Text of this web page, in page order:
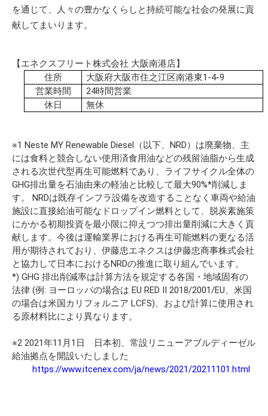
を通じて、人々の豊かなくらしと持続可能な社会の発展に貢
献してまいります。
【エネクスフリート株式会社 大阪南港店】
住所
大阪府大阪市住之江区南港東1-4-9
営業時間
24時間営業
休日
無休
※1 Neste MY Renewable Diesel（以下、NRD）は廃棄物、主
には食料と競合しない使用済食用油などの残留油脂から生成
される次世代型再生可能燃料であり、ライフサイクル全体の
GHG排出量を石油由来の軽油と比較して最大90%*削減しま
す。 NRDは既存インフラ設備を改造することなく車両や給油
施設に直接給油可能なドロップイン燃料として、脱炭素施策
にかかる初期投資を最小限に抑えつつ排出量削減に大きく貢
献します。今後は運輸業界における再生可能燃料の更なる活
用が期待されており、伊藤忠エネクスは伊藤忠商事株式会社
と協力して日本におけるNRDの推進に取り組んでいます。
*) GHG 排出削減率は計算方法を規定する各国・地域固有の
法律 (例: ヨーロッパの場合は EU RED II 2018/2001/EU、米国
の場合は米国カリフォルニア LCFS)、および計算に使用され
る原材料比により異なります。
※2 2021年11月1日 日本初、常設リニューアブルディーゼル
給油拠点を開設いたしました
https://www.itcenex.com/ja/news/2021/20211101.html